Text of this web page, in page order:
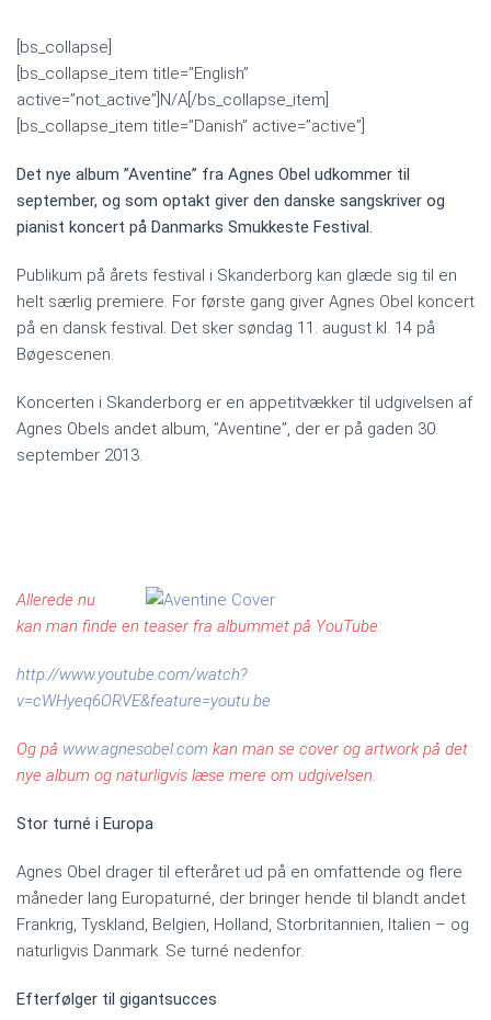
[bs_collapse]
[bs_collapse_item title=”English”
active=”not_active”]N/A[/bs_collapse_item]
[bs_collapse_item title=”Danish” active=”active”]
Det nye album ”Aventine” fra Agnes Obel udkommer til
september, og som optakt giver den danske sangskriver og
pianist koncert på Danmarks Smukkeste Festival.
Publikum på årets festival i Skanderborg kan glæde sig til en
helt særlig premiere. For første gang giver Agnes Obel koncert
på en dansk festival. Det sker søndag 11. august kl. 14 på
Bøgescenen.
Koncerten i Skanderborg er en appetitvækker til udgivelsen af
Agnes Obels andet album, ”Aventine”, der er på gaden 30.
september 2013.
Allerede nu
kan man finde en teaser fra albummet på YouTube:
http://www.youtube.com/watch?
v=cWHyeq6ORVE&feature=youtu.be
Og på www.agnesobel.com kan man se cover og artwork på det
nye album og naturligvis læse mere om udgivelsen.
Stor turné i Europa
Agnes Obel drager til efteråret ud på en omfattende og flere
måneder lang Europaturné, der bringer hende til blandt andet
Frankrig, Tyskland, Belgien, Holland, Storbritannien, Italien – og
naturligvis Danmark. Se turné nedenfor.
Efterfølger til gigantsucces